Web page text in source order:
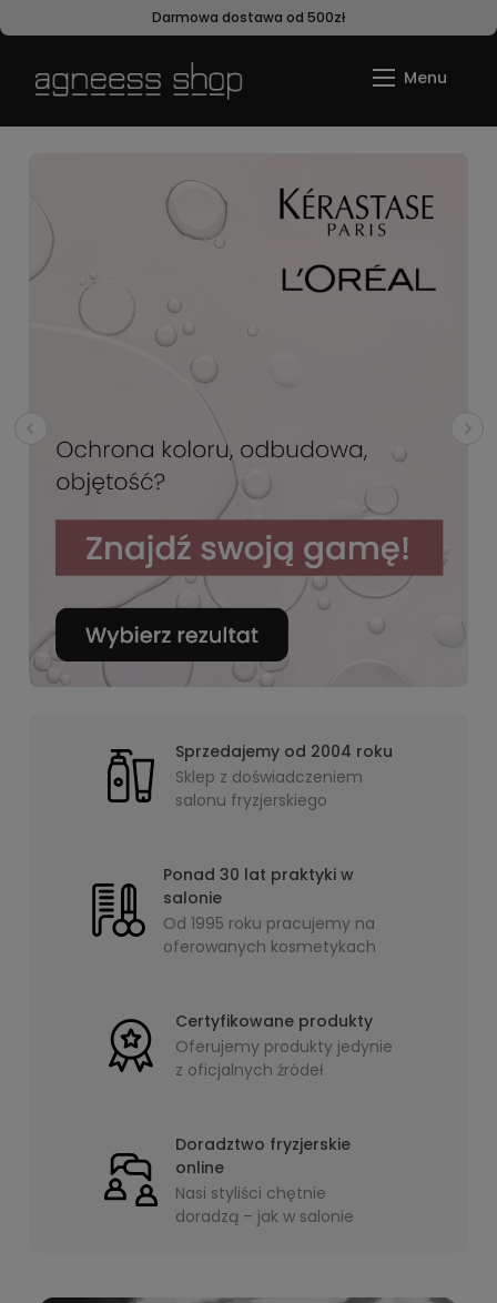
Darmowa dostawa od 500zł
Sprzedajemy od 2004 roku
Sklep z doświadczeniem
salonu fryzjerskiego
Ponad 30 lat praktyki w
salonie
Od 1995 roku pracujemy na
oferowanych kosmetykach
Certyfikowane produkty
Oferujemy produkty jedynie
z oficjalnych źródeł
Doradztwo fryzjerskie
online
Nasi styliści chętnie
doradzą – jak w salonie